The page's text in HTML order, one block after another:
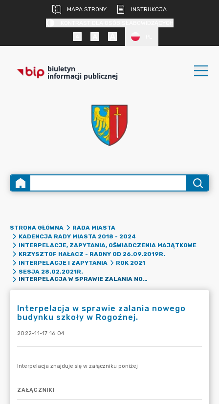
MAPA STRONY
INSTRUKCJA
biuletyn
informacji publicznej
STRONA GŁÓWNA
RADA MIASTA
KADENCJA RADY MIASTA 2018 - 2024
INTERPELACJE, ZAPYTANIA, OŚWIADCZENIA MAJĄTKOWE
KRZYSZTOF HAŁACZ - RADNY OD 26.09.2019R.
INTERPELACJE I ZAPYTANIA
ROK 2021
SESJA 28.02.2021R.
INTERPELACJA W SPRAWIE ZALANIA NOWEGO BUDYNKU SZKOŁY W ROGOŹNEJ.
Interpelacja w sprawie zalania nowego
budynku szkoły w Rogoźnej.
2022-11-17 16:04
ZAŁĄCZNIKI